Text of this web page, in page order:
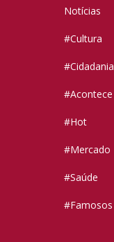
Notícias
#Cultura
#Cidadania
#Acontece
#Hot
#Mercado
#Saúde
#Famosos